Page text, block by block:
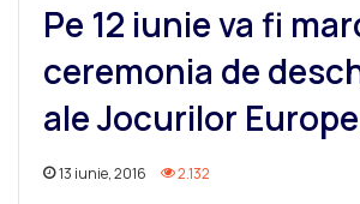
Pe 12 iunie va fi
ceremonia de
ale Jocurilor
13 iunie, 2016 2.132